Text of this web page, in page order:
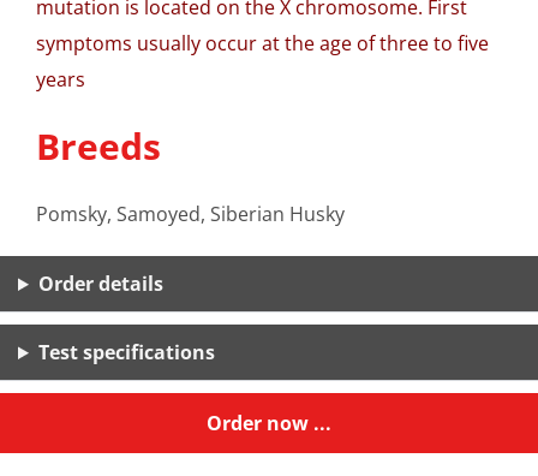
mutation is located on the X chromosome. First
symptoms usually occur at the age of three to five
years
Breeds
Pomsky, Samoyed, Siberian Husky
Order details
Test specifications
Order now ...